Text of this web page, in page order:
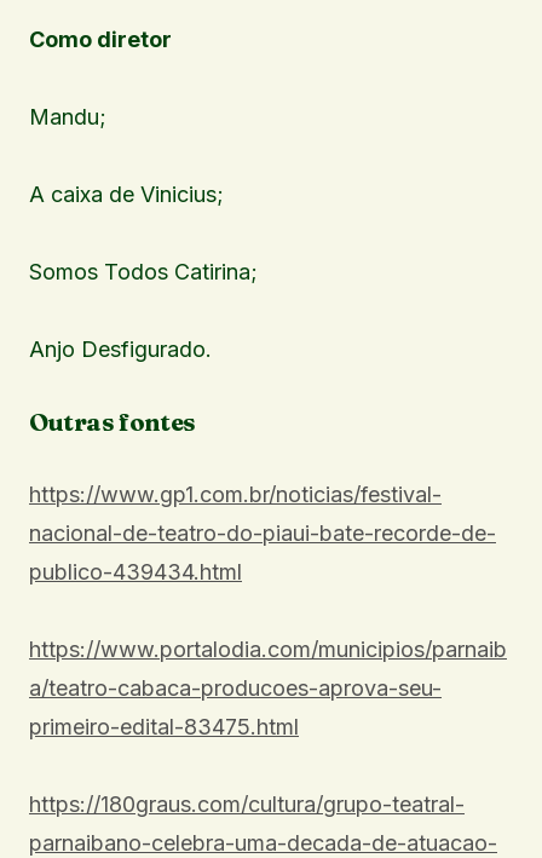
Como diretor
Mandu;
A caixa de Vinicius;
Somos Todos Catirina;
Anjo Desfigurado.
Outras fontes
https://www.gp1.com.br/noticias/festival-
nacional-de-teatro-do-piaui-bate-recorde-de-
publico-439434.html
https://www.portalodia.com/municipios/parnaib
a/teatro-cabaca-producoes-aprova-seu-
primeiro-edital-83475.html
https://180graus.com/cultura/grupo-teatral-
parnaibano-celebra-uma-decada-de-atuacao-